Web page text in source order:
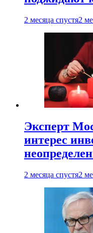
2 месяца спустя2
Эксперт
интерес
2 месяца спустя2